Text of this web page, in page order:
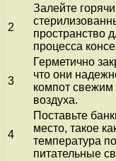
2
Залейте
пространство
процесса
3
Герметично
что они
компот свежим
воздуха.
4
Поставьте
место, такое
температура
питательные